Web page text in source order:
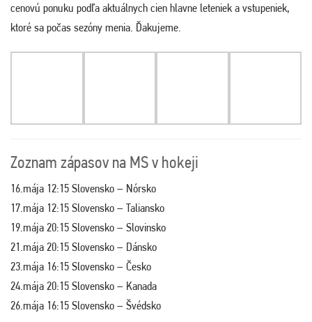
cenovú ponuku podľa aktuálnych cien hlavne leteniek a vstupeniek,
ktoré sa počas sezóny menia. Ďakujeme.
Zoznam zápasov na MS v hokeji
16.mája 12:15 Slovensko – Nórsko
17.mája 12:15 Slovensko – Taliansko
19.mája 20:15 Slovensko – Slovinsko
21.mája 20:15 Slovensko – Dánsko
23.mája 16:15 Slovensko – Česko
24.mája 20:15 Slovensko – Kanada
26.mája 16:15 Slovensko – Švédsko